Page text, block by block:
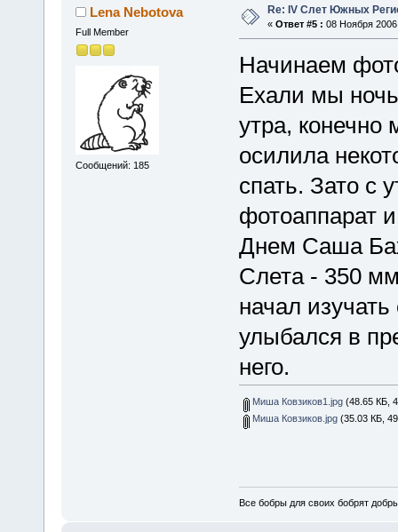
Lena Nebotova
Full Member
Сообщений: 185
Re: IV Слет Южных
« Ответ #5 : 08 Ноября
Начинаем
Ехали мы
утра,
осилила
спать. Зато с
фотоаппарат
Днем Саша
Слета - 350
начал
улыбался в
него.
Миша Ковзиков1.jpg(48.65 КБ,
Миша Ковзиков.jpg(35.03 КБ,
Все бобры для своих бобрят